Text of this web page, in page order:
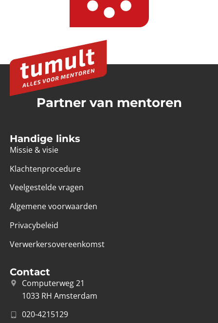
Partner van mentoren
Handige links
Missie & visie
Klachtenprocedure
Veelgestelde vragen
Algemene voorwaarden
Privacybeleid
Verwerkersovereenkomst
Contact
Computerweg 21
1033 RH Amsterdam
020-4215129